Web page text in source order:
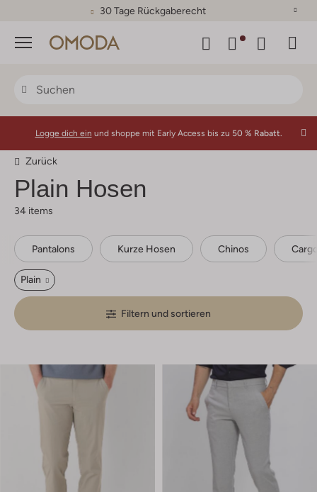
30 Tage Rückgaberecht
Menü
Logge dich ein und shoppe mit Early Access bis zu 50 % Rabatt.
Zurück
Plain Hosen
34 items
Pantalons Kurze Hosen Chinos
Plain
Filtern und sortieren